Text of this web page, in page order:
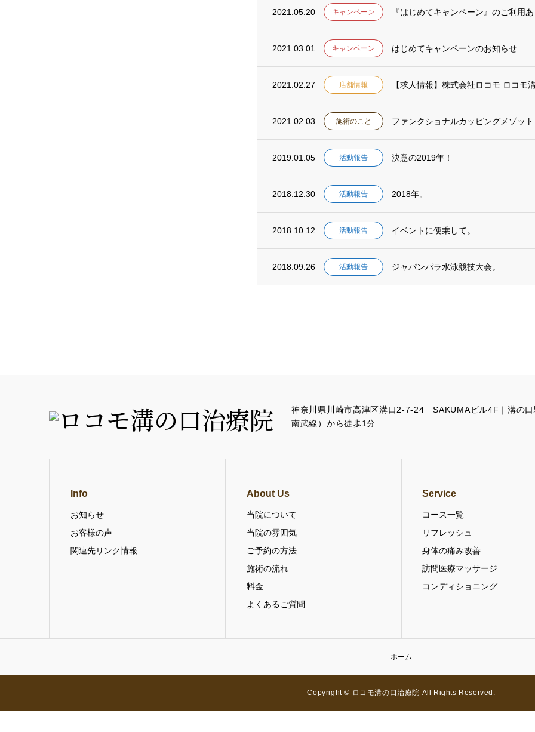
2021.05.20 キャンペーン 『はじめてキャンペーン』のご利用
2021.03.01 キャンペーン はじめてキャンペーンのお知らせ
2021.02.27 店舗情報 【求人情報】株式会社ロコモ ロコ
2021.02.03 施術のこと ファンクショナルカッピングメゾッ
2019.01.05 活動報告 決意の2019年！
2018.12.30 活動報告 2018年。
2018.10.12 活動報告 イベントに便乗して。
2018.09.26 活動報告 ジャパンパラ水泳競技大会。
神奈川県川崎市高津区溝口2-7-24 SAKUMAビル4F｜溝の
南武線）から徒歩1分
Info
お知らせ
お客様の声
関連先リンク情報
About Us
当院について
当院の雰囲気
ご予約の方法
施術の流れ
料金
よくあるご質問
Service
コース一覧
リフレッシュ
身体の痛み改善
訪問医療マッサージ
コンディショニング
ホーム
Copyright © ロコモ溝の口治療院 All Rights Reserved.